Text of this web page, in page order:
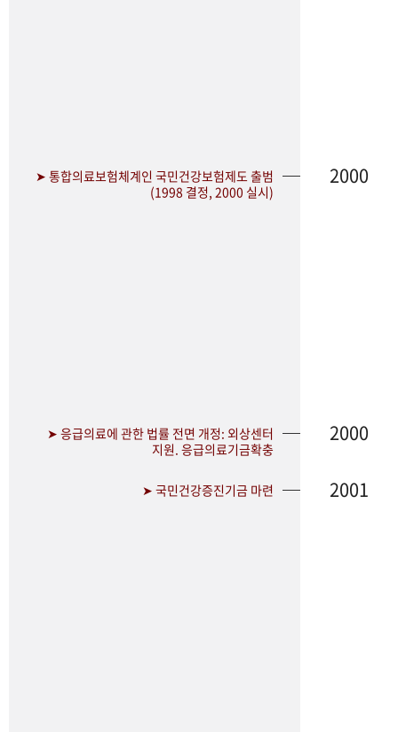
➤ 통합의료보험체계인 국민건강보험제도 출범
(1998 결정, 2000 실시)
2000
➤ 응급의료에 관한 법률 전면 개정: 외상센터
지원. 응급의료기금확충
2000
➤ 국민건강증진기금 마련 2001